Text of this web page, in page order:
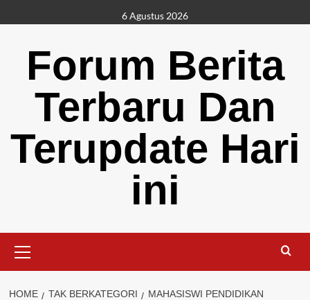
to
6 Agustus 2026
Forum Berita
Terbaru Dan
Terupdate Hari
ini
Menu
HOME TAK BERKATEGORI
MAHASISWI PENDIDIKAN